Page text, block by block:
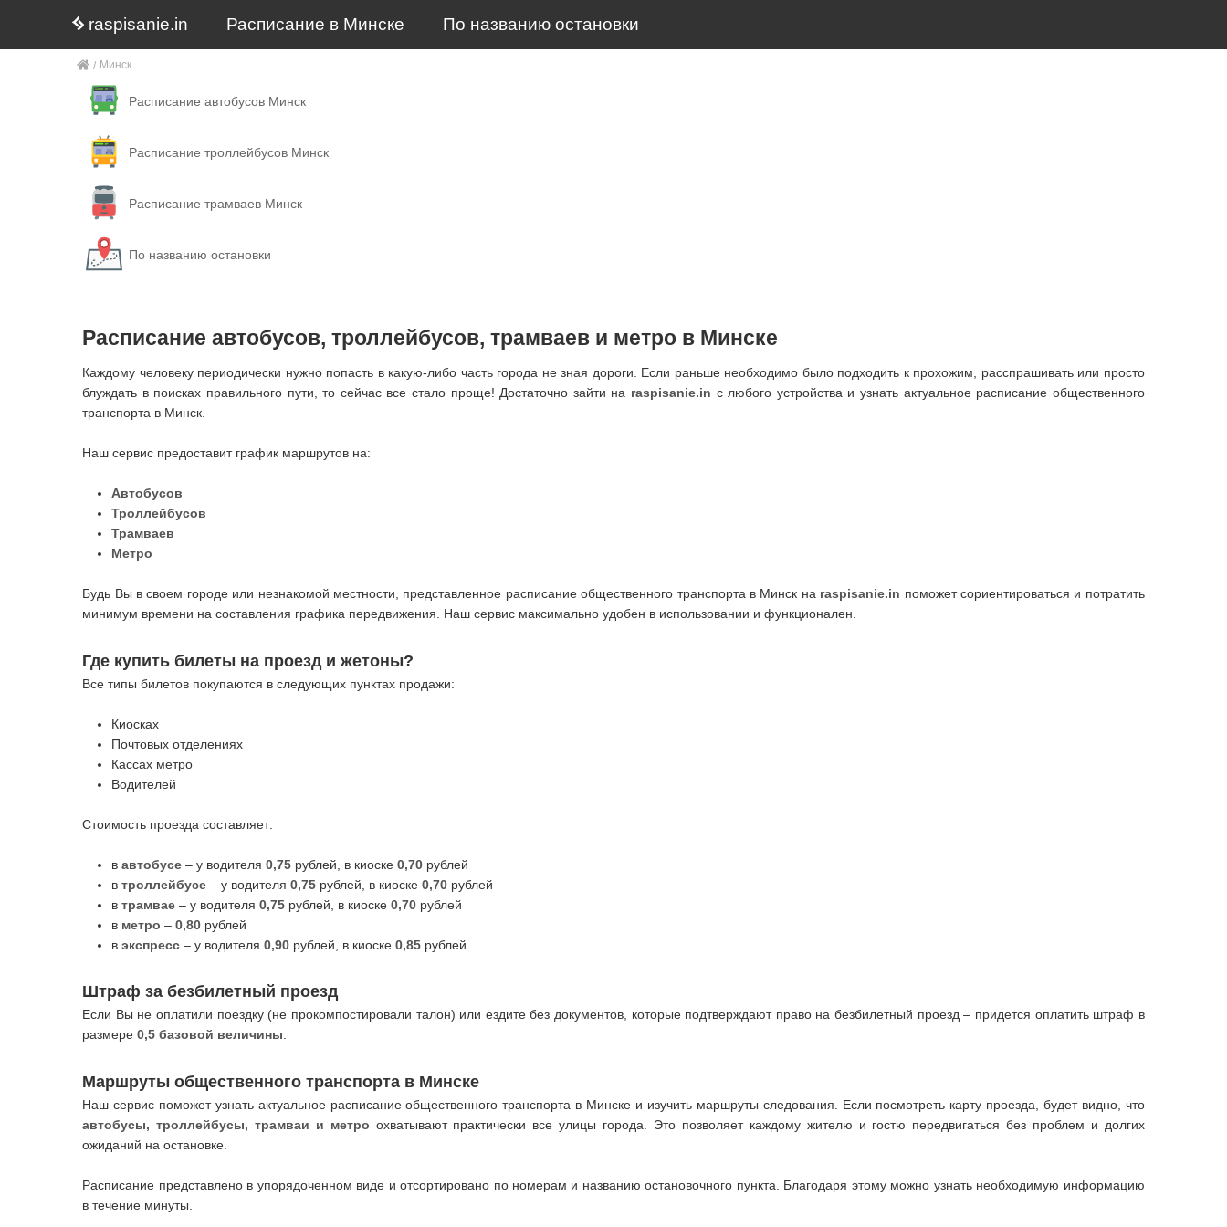
raspisanie.in Расписание в Минске По названию остановки
Минск
Расписание автобусов Минск
Расписание троллейбусов Минск
Расписание трамваев Минск
По названию остановки
Расписание автобусов, троллейбусов, трамваев и метро в Минске
Каждому человеку периодически нужно попасть в какую-либо часть города не зная дороги. Если раньше необходимо было подходить к прохожим, расспрашивать или просто
блуждать в поисках правильного пути, то сейчас все стало проще! Достаточно зайти на raspisanie.in с любого устройства и узнать актуальное расписание общественного
транспорта в Минск.
Наш сервис предоставит график маршрутов на:
Автобусов
Троллейбусов
Трамваев
Метро
Будь Вы в своем городе или незнакомой местности, представленное расписание общественного транспорта в Минск на raspisanie.in поможет сориентироваться и потратить
минимум времени на составления графика передвижения. Наш сервис максимально удобен в использовании и функционален.
Где купить билеты на проезд и жетоны?
Все типы билетов покупаются в следующих пунктах продажи:
Киосках
Почтовых отделениях
Кассах метро
Водителей
Стоимость проезда составляет:
в автобусе– у водителя 0,75 рублей, в киоске 0,70 рублей
в троллейбусе– у водителя 0,75 рублей, в киоске 0,70 рублей
в трамвае– у водителя 0,75 рублей, в киоске 0,70 рублей
в метро – 0,80рублей
в экспресс– у водителя 0,90 рублей, в киоске 0,85 рублей
Штраф за безбилетный проезд
Если Вы не оплатили поездку (не прокомпостировали талон) или ездите без документов, которые подтверждают право на безбилетный проезд – придется оплатить штраф в
размере0,5 базовой величины.
Маршруты общественного транспорта в Минске
Наш сервис поможет узнать актуальное расписание общественного транспорта в Минске и изучить маршруты следования. Если посмотреть карту проезда, будет видно, что
автобусы, троллейбусы, трамваи и метро охватывают практически все улицы города. Это позволяет каждому жителю и гостю передвигаться без проблем и долгих
ожиданий на остановке.
Расписание представлено в упорядоченном виде и отсортировано по номерам и названию остановочного пункта. Благодаря этому можно узнать необходимую информацию
в течение минуты.